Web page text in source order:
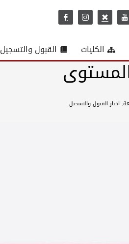
الكليات القبول والتسجيل
,اخبار القبول والتسجيل